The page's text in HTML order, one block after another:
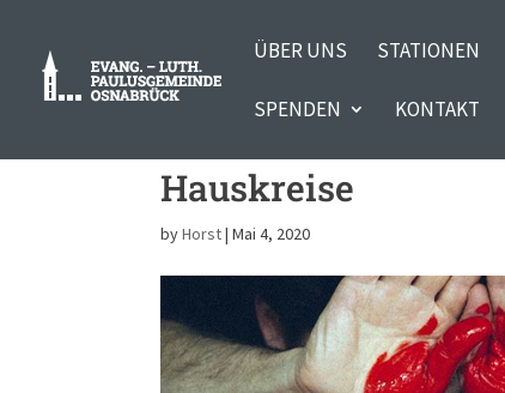
ÜBER UNS STATIONEN
SPENDEN KONTAKT
Hauskreise
byHorst|Mai 4, 2020